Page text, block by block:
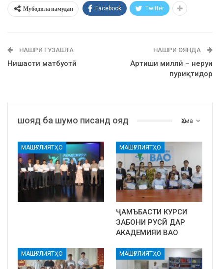
Мубодила намудан Facebook Twitter
НАШРИ ГУЗАШТА
Нишасти матбуотӣ
НАШРИ ОЯНДА
Артиши миллӣ – неруи
пуриқтидор
Ҳама
шояд ба шумо писанд ояд
МАШҒУЛИЯТҲО МАШҒУЛИЯТҲО
ҶАМЪБАСТИ КУРСИ
ЗАБОНИ РУСӢ ДАР
АКАДЕМИЯИ ВАО
МАШҒУЛИЯТҲО МАШҒУЛИЯТҲО